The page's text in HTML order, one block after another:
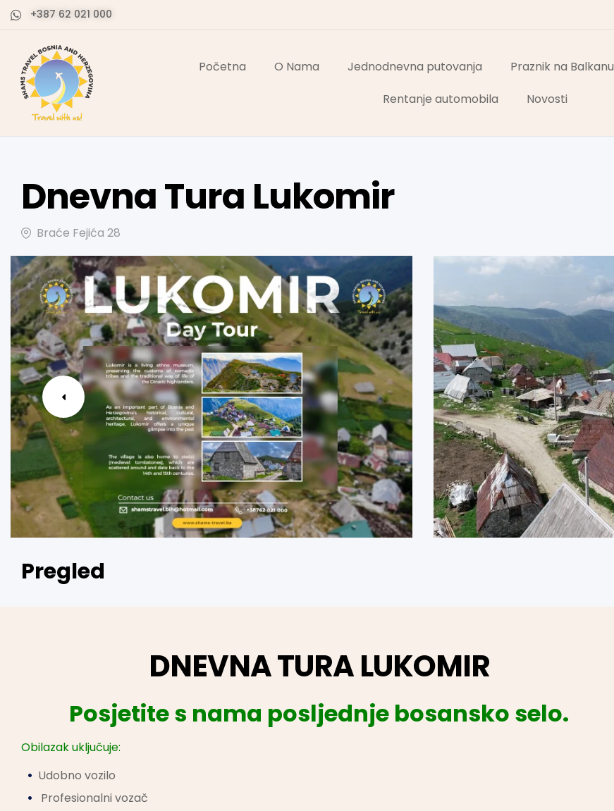
+387 62 021 000
Početna O Nama Jednodnevna putovanja Praznik na Balkanu
Rentanje automobila
Novosti
Dnevna Tura Lukomir
Braće Fejića 28
Pregled
DNEVNA TURA LUKOMIR
Posjetite s nama posljednje bosansko selo.
Obilazak uključuje:
Udobno vozilo
Profesionalni vozač